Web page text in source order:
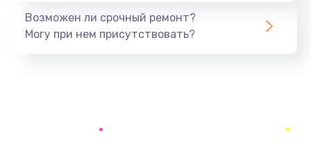
Заказать
Ремонт микросхемы Wi-Fi
Возможен ли срочный ремонт?
Могу при нем присутствовать?